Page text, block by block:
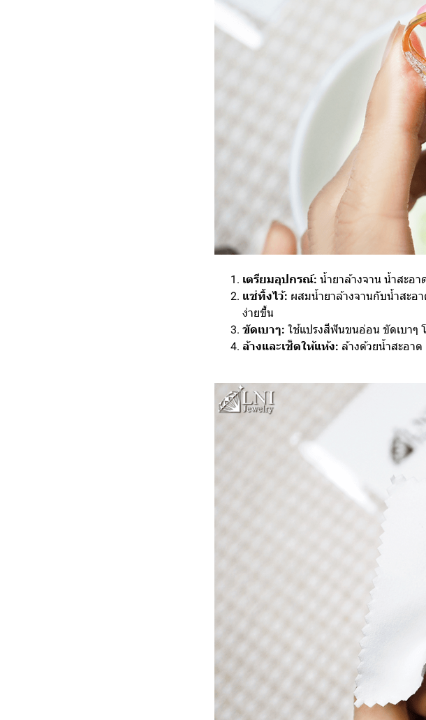
เตรียมอุปกรณ์: น้ำยาล้างจาน น้ำสะอา
แช่ทิ้งไว้: ผสมน้ำยาล้างจานกับน้ำสะอ
ง่ายขึ้น
ขัดเบาๆ: ใช้แปรงสีฟันขนอ่อน ขัดเบาๆ
ล้างและเช็ดให้แห้ง: ล้างด้วยน้ำสะอา